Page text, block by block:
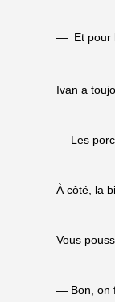
— Et pour
Ivan a
— Les
À côté, la
Vous
— Bon, on